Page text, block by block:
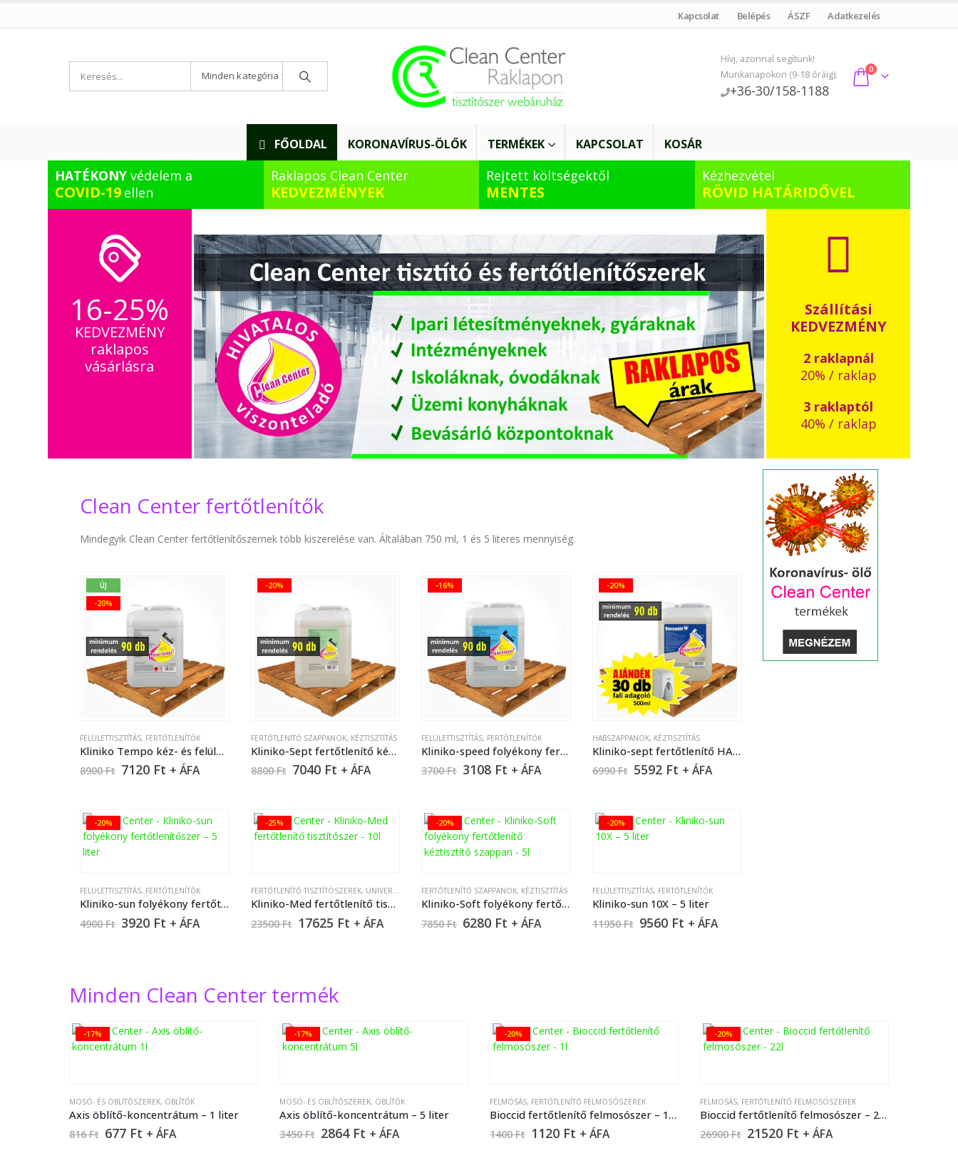
Kapcsolat Belépés ÁSZF Adatkezelés
Minden kategória
Hívj, azonnal segítünk!
Munkanapokon (9-18 óráig):
+36-30/158-1188
0
FŐOLDAL KORONAVÍRUS-ÖLŐK TERMÉKEK KAPCSOLAT KOSÁR
HATÉKONY védelem a
COVID-19 ellen
Raklapos Clean Center
KEDVEZMÉNYEK
Rejtett költségektől
MENTES
Kézhezvétel
RÖVID HATÁRIDŐVEL
16-25%
KEDVEZMÉNY
raklapos
vásárlásra
Szállítási
KEDVEZMÉNY
2 raklapnál
20% / raklap
3 raklaptól
40% / raklap
Clean Center fertőtlenítők
Mindegyik Clean Center fertőtlenítőszernek több kiszerelése van. Általában 750 ml, 1 és 5 literes mennyiség.
ÚJ
-20%
FELÜLETTISZTÍTÁS, FERTŐTLENÍTŐK
Kliniko Tempo kéz- és felületfertőtlenítő szer – 5l
8900Ft 7120 Ft + ÁFA
-20%
FERTŐTLENÍTŐ SZAPPANOK, KÉZTISZTÍTÁS
Kliniko-Sept fertőtlenítő kéztisztító szappan – 5 liter
8800Ft 7040 Ft + ÁFA
-16%
FELÜLETTISZTÍTÁS, FERTŐTLENÍTŐK
Kliniko-speed folyékony fertőtlenítőszer – 5 liter
3700Ft 3108 Ft + ÁFA
-20%
HABSZAPPANOK, KÉZTISZTÍTÁS
Kliniko-sept fertőtlenítő HABszappan 5 liter
6990Ft 5592 Ft + ÁFA
-20%
FELÜLETTISZTÍTÁS, FERTŐTLENÍTŐK
Kliniko-sun folyékony fertőtlenítőszer – 5 liter
4900Ft 3920 Ft + ÁFA
-25%
FERTŐTLENÍTŐ TISZTÍTÓSZEREK, UNIVERZÁLIS TISZTÍTÓSZEREK
Kliniko-Med fertőtlenítő tisztítószer – 10 liter
23500Ft 17625 Ft + ÁFA
-20%
FERTŐTLENÍTŐ SZAPPANOK, KÉZTISZTÍTÁS
Kliniko-Soft folyékony fertőtlenítő kéztisztító szappan – 5 liter
7850Ft 6280 Ft + ÁFA
-20%
FELÜLETTISZTÍTÁS, FERTŐTLENÍTŐK
Kliniko-sun 10X – 5 liter
11950Ft 9560 Ft + ÁFA
Minden Clean Center termék
-17%
MOSÓ- ÉS ÖBLÍTŐSZEREK, ÖBLÍTŐK
Axis öblítő-koncentrátum – 1 liter
816Ft 677 Ft + ÁFA
-17%
MOSÓ- ÉS ÖBLÍTŐSZEREK, ÖBLÍTŐK
Axis öblítő-koncentrátum – 5 liter
3450Ft 2864 Ft + ÁFA
-20%
FELMOSÁS, FERTŐTLENÍTŐ FELMOSÓSZEREK
Bioccid fertőtlenítő felmosószer – 1 liter
1400Ft 1120 Ft + ÁFA
-20%
FELMOSÁS, FERTŐTLENÍTŐ FELMOSÓSZEREK
Bioccid fertőtlenítő felmosószer – 22 liter
26900Ft 21520 Ft + ÁFA